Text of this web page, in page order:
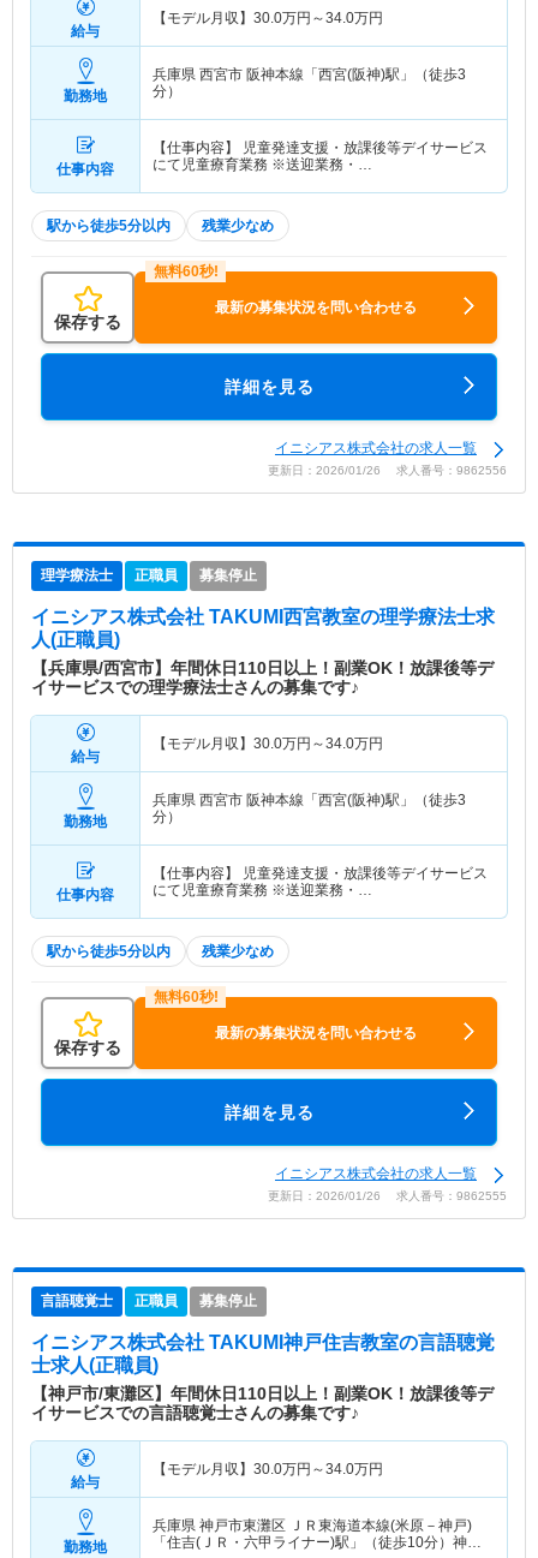
給与
【モデル月収】 30.0万円～34.0万円
勤務地
兵庫県 西宮市 阪神本線「西宮(阪神)駅」（徒歩3
分）
仕事内容
【仕事内容】 児童発達支援・放課後等デイサービス
にて児童療育業務 ※送迎業務・…
駅から徒歩5分以内 残業少なめ
保存する
最新の募集状況を問い合わせる
詳細を見る
イニシアス株式会社の求人一覧
更新日：2026/01/26 求人番号：9862556
理学療法士 正職員 募集停止
イニシアス株式会社 TAKUMI西宮教室の理学療法士求
人(正職員)
【兵庫県/西宮市】年間休日110日以上！副業OK！放課後等デ
イサービスでの理学療法士さんの募集です♪
給与
【モデル月収】 30.0万円～34.0万円
勤務地
兵庫県 西宮市 阪神本線「西宮(阪神)駅」（徒歩3
分）
仕事内容
【仕事内容】 児童発達支援・放課後等デイサービス
にて児童療育業務 ※送迎業務・…
駅から徒歩5分以内 残業少なめ
保存する
最新の募集状況を問い合わせる
詳細を見る
イニシアス株式会社の求人一覧
更新日：2026/01/26 求人番号：9862555
言語聴覚士 正職員 募集停止
イニシアス株式会社 TAKUMI神戸住吉教室の言語聴覚
士求人(正職員)
【神戸市/東灘区】年間休日110日以上！副業OK！放課後等デ
イサービスでの言語聴覚士さんの募集です♪
給与
【モデル月収】 30.0万円～34.0万円
勤務地
兵庫県 神戸市東灘区 ＪＲ東海道本線(米原－神戸)
「住吉(ＪＲ・六甲ライナー)駅」（徒歩10分）神戸